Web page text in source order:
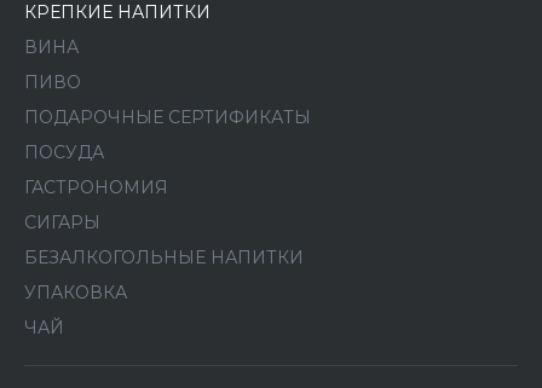
КРЕПКИЕ НАПИТКИ
ВИНА
ПИВО
ПОДАРОЧНЫЕ СЕРТИФИКАТЫ
ПОСУДА
ГАСТРОНОМИЯ
СИГАРЫ
БЕЗАЛКОГОЛЬНЫЕ НАПИТКИ
УПАКОВКА
ЧАЙ